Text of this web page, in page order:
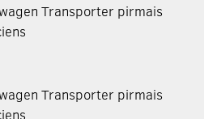
Transporter pirmais
Transporter pirmais